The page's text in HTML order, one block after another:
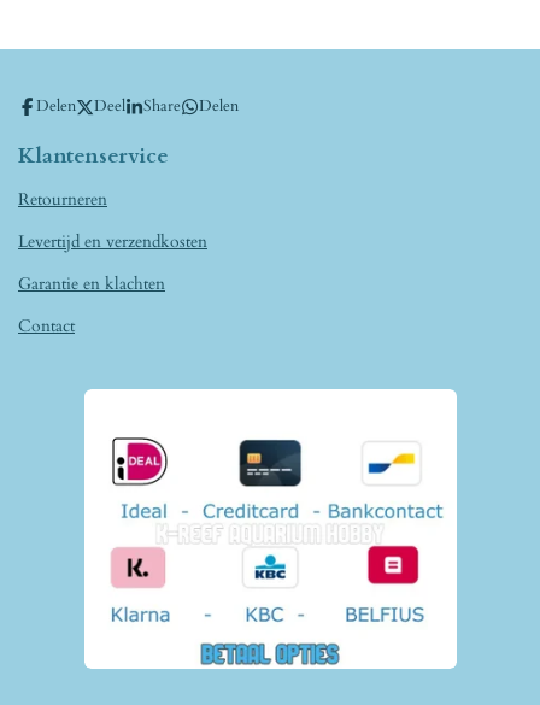
Delen Deel Share Delen
Klantenservice
Retourneren
Levertijd en verzendkosten
Garantie en klachten
Contact